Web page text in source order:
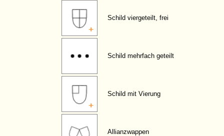
Schild viergeteilt, frei
Schild mehrfach geteilt
Schild mit Vierung
Allianzwappen